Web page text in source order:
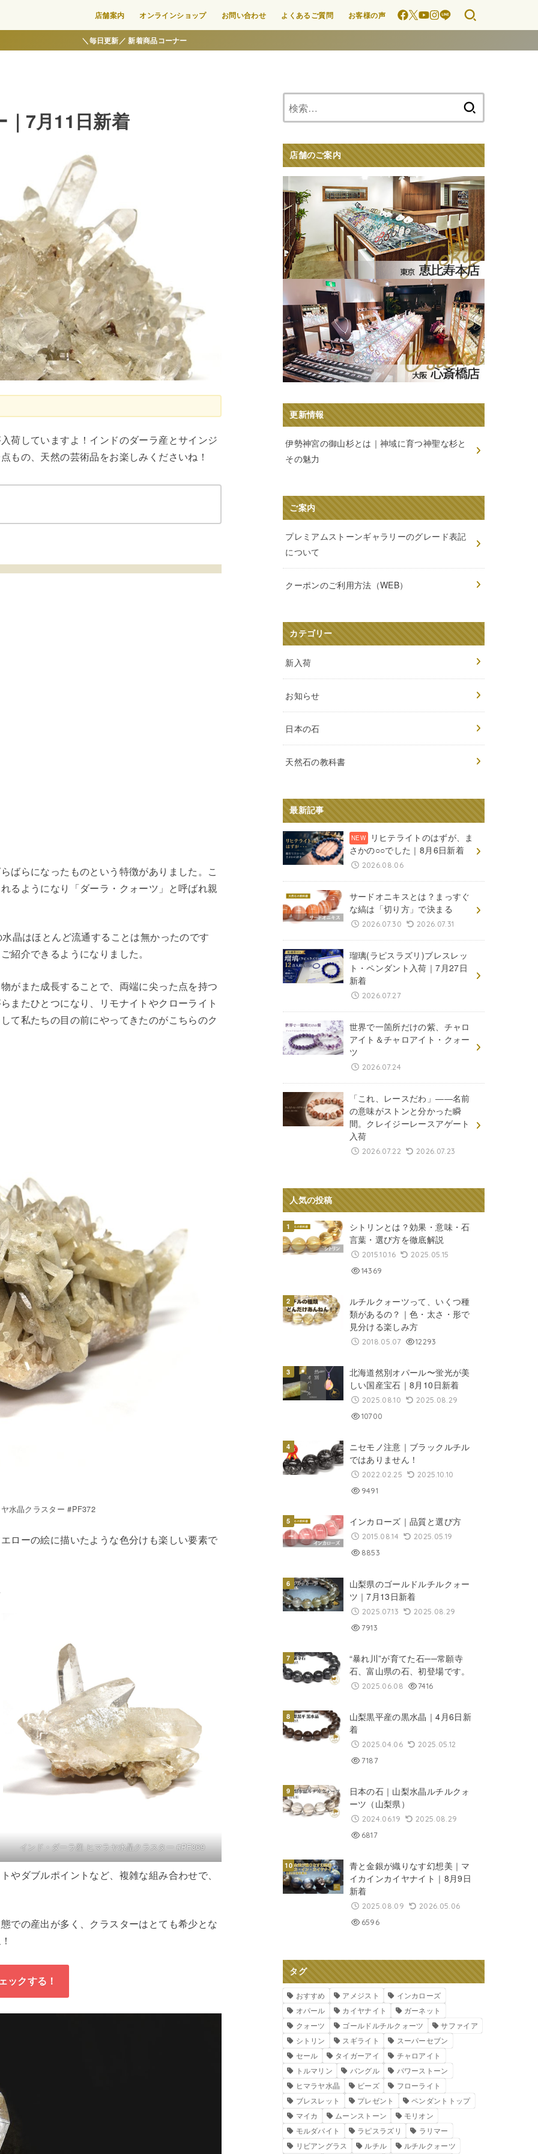
店舗案内 オンラインショップ お問い合わせ よくあるご質問 お客様の声
＼毎日更新／ 新着商品コーナー
｜7月11日新着
荷していますよ！インドのダーラ産とサインジ
もの、天然の芸術品をお楽しみくださいね！
ばらになったものという特徴がありました。こ
るようになり「ダーラ・クォーツ」と呼ばれ親
晶はほとんど流通することは無かったのです
紹介できるようになりました。
がまた成長することで、両端に尖った点を持つ
またひとつになり、リモナイトやクローライト
て私たちの目の前にやってきたのがこちらのク
水晶クラスター #PF372
ローの絵に描いたような色分けも楽しい要素で
インド・ダーラ産 ヒマラヤ水晶クラスター #PF369
やダブルポイントなど、複雑な組み合わせで、
での産出が多く、クラスターはとても希少とな
ックする！
店舗のご案内
更新情報
伊勢神宮の御山杉とは｜神域に育つ神聖な杉と
その魅力
ご案内
プレミアムストーンギャラリーのグレード表記
について
クーポンのご利用方法（WEB）
カテゴリー
新入荷
お知らせ
日本の石
天然石の教科書
最新記事
リヒテライトのはずが、ま
さかの○○でした｜8月6日新着
2026.08.06
サードオニキスとは？まっすぐ
な縞は「切り方」で決まる
2026.07.30 2026.07.31
瑠璃(ラピスラズリ)ブレスレッ
ト・ペンダント入荷｜7月27日
新着
2026.07.27
世界で一箇所だけの紫、チャロ
アイト＆チャロアイト・クォー
ツ
2026.07.24
「これ、レースだわ」――名前
の意味がストンと分かった瞬
間。クレイジーレースアゲート
入荷
2026.07.22 2026.07.23
人気の投稿
シトリンとは？効果・意味・石
言葉・選び方を徹底解説
2015.10.16
2025.05.15
14369
ルチルクォーツって、いくつ種
類があるの？｜色・太さ・形で
見分ける楽しみ方
2018.05.07 12293
北海道然別オパール〜蛍光が美
しい国産宝石｜8月10日新着
2025.08.10
2025.08.29
10700
ニセモノ注意｜ブラックルチル
ではありません！
2022.02.25
2025.10.10
9491
インカローズ｜品質と選び方
2015.08.14
2025.05.19
8853
山梨県のゴールドルチルクォー
ツ｜7月13日新着
2025.07.13
2025.08.29
7913
“暴れ川”が育てた石──常願寺
石、富山県の石、初登場です。
2025.06.08 7416
山梨黒平産の黒水晶｜4月6日新
着
2025.04.06
2025.05.12
7187
日本の石｜山梨水晶ルチルクォ
ーツ（山梨県）
2024.06.19
2025.08.29
6817
青と金銀が織りなす幻想美｜マ
イカインカイヤナイト｜8月9日
新着
2025.08.09
2026.05.06
6596
タグ
おすすめ アメジスト
インカローズ
オパール
カイヤナイト
ガーネット
クォーツ
ゴールドルチルクォーツ
サファイア
シトリン
スギライト
スーパーセブン
セール
タイガーアイ
チャロアイト
トルマリン
バングル
パワーストーン
ヒマラヤ水晶
ビーズ
フローライト
ブレスレット
プレゼント
ペンダントトップ
マイカ
ムーンストーン
モリオン
モルダバイト
ラピスラズリ
ラリマー
リビアングラス
ルチル ルチルクォーツ